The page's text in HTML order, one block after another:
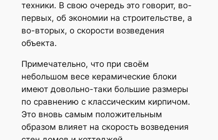
техники. В свою очередь это говорит, во-
первых, об экономии на строительстве, а
во-вторых, о скорости возведения
объекта.
Примечательно, что при своём
небольшом весе керамические блоки
имеют довольно-таки большие размеры
по сравнению с классическим кирпичом.
Это вновь самым положительным
образом влияет на скорость возведения